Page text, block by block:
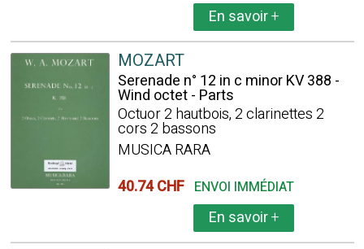
En savoir+
MOZART
Serenade n° 12 in c minor KV 388 -
Wind octet - Parts
Octuor 2 hautbois, 2 clarinettes 2
cors 2 bassons
MUSICA RARA
40.74 CHF ENVOI IMMÉDIAT
En savoir+